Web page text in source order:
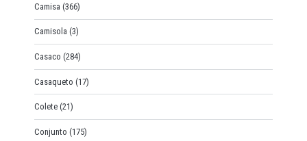
Camisa (366)
Camisola (3)
Casaco (284)
Casaqueto (17)
Colete (21)
Conjunto (175)